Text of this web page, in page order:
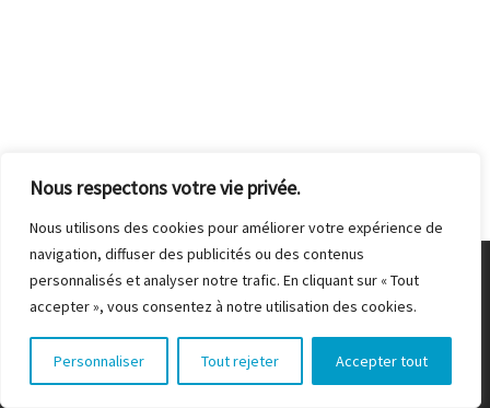
Nous respectons votre vie privée.
Nous utilisons des cookies pour améliorer votre expérience de
navigation, diffuser des publicités ou des contenus
personnalisés et analyser notre trafic. En cliquant sur « Tout
accepter », vous consentez à notre utilisation des cookies.
Personnaliser Tout rejeter Accepter tout
© 2026Les Vélorails du Grand Est– Alle Rechte vorbehalten
Präsentiert vonWP– Entworfen mit demCustomizr-Theme